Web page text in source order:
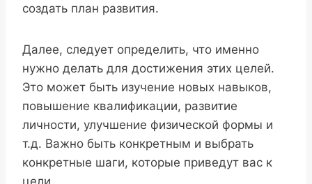
создать план развития.
Далее, следует определить, что именно
нужно делать для достижения этих целей.
Это может быть изучение новых навыков,
повышение квалификации, развитие
личности, улучшение физической формы и
т.д. Важно быть конкретным и выбрать
конкретные шаги, которые приведут вас к
цели.